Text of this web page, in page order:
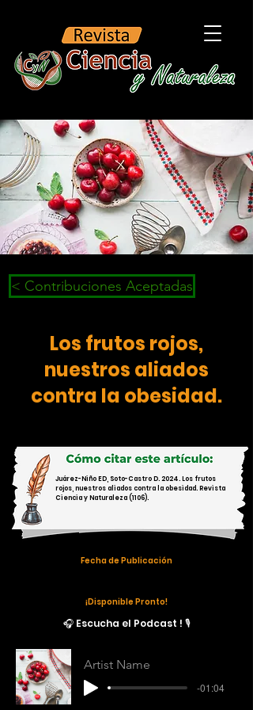
< Contribuciones Aceptadas
Los frutos rojos,
nuestros aliados
contra la obesidad.
Juárez-Niño ED, Soto-Castro D. 2024. Los frutos
rojos, nuestros aliados contra la obesidad. Revista
Ciencia y Naturaleza (1106).
Fecha de Publicación
¡Disponible Pronto!
🎧 Escucha el Podcast ! 🎙️
Artist Name
-01:04